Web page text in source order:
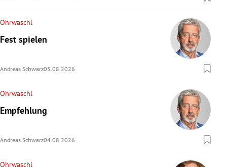
Untermenü
Ohrwaschl
Fest spielen
Andreas Schwarz05.08.2026
Ohrwaschl
Empfehlung
Andreas Schwarz04.08.2026
Ohrwaschl